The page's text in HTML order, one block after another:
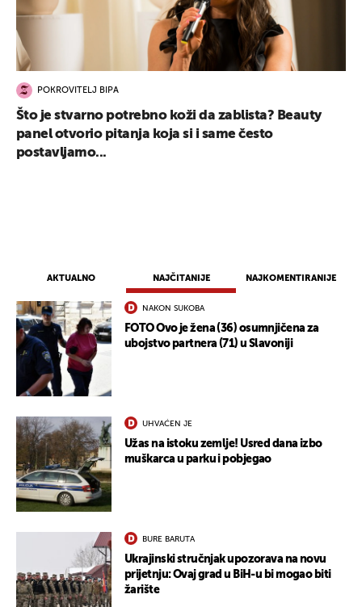
AKTUALNO NAJČITANIJE NAJKOMENTIRANIJE
NAKON SUKOBA
FOTO Ovo je žena (36) osumnjičena za
ubojstvo partnera (71) u Slavoniji
UHVAĆEN JE
Užas na istoku zemlje! Usred dana izbo
muškarca u parku i pobjegao
BURE BARUTA
Ukrajinski stručnjak upozorava na novu
prijetnju: Ovaj grad u BiH-u bi mogao biti
žarište
POKROVITELJ BIPA
Što je stvarno potrebno koži da zablista? Beauty
panel otvorio pitanja koja si i same često
postavljamo...